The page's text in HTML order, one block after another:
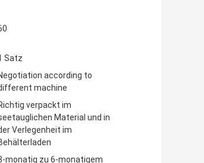
Satz
according to
machine
verpackt im
Material und in
Verlegenheit im
monatig zu 6-monatigem